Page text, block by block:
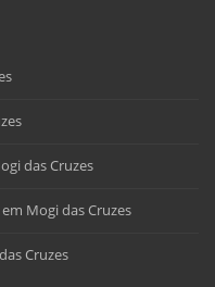
das Cruzes
Mogi das Cruzes
Cruzes